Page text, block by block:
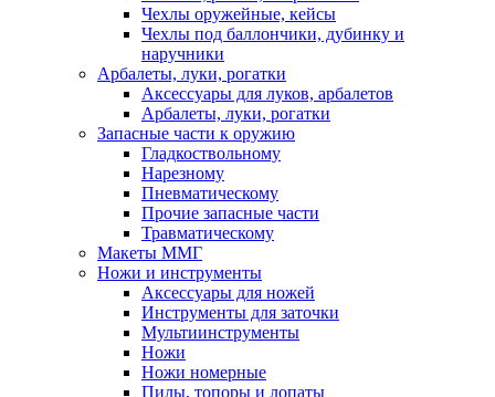
Чехлы оружейные, кейсы
Чехлы под баллончики, дубинку и
наручники
Арбалеты, луки, рогатки
Аксессуары для луков, арбалетов
Арбалеты, луки, рогатки
Запасные части к оружию
Гладкоствольному
Нарезному
Пневматическому
Прочие запасные части
Травматическому
Макеты ММГ
Ножи и инструменты
Аксессуары для ножей
Инструменты для заточки
Мультиинструменты
Ножи
Ножи номерные
Пилы, топоры и лопаты